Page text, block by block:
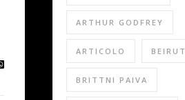
ARTHUR GODFREY
ARTICOLO BEIRUT
BRITTNI PAIVA